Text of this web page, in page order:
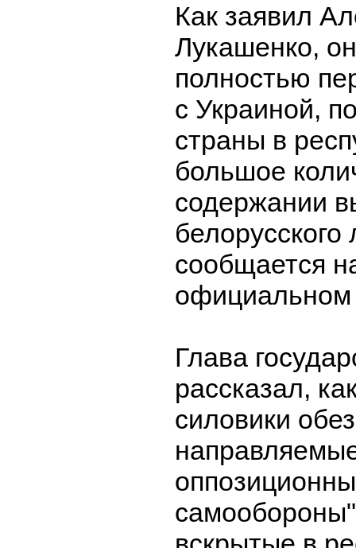
Как заявил
Лукашенко,
полностью
с Украиной,
страны в
большое
содержании
белорусского
сообщается
официальном
Глава
рассказал,
силовики